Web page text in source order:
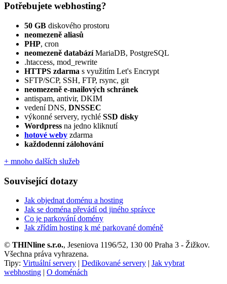
Potřebujete webhosting?
50 GB diskového prostoru
neomezeně aliasů
PHP, cron
neomezeně databázíMariaDB, PostgreSQL
.htaccess, mod_rewrite
HTTPS zdarma s využitím Let's Encrypt
SFTP/SCP, SSH, FTP, rsync, git
neomezeně e‑mailových schránek
antispam, antivir, DKIM
vedení DNS, DNSSEC
výkonné servery, rychlé SSD disky
Wordpress na jedno kliknutí
hotové weby zdarma
každodenní zálohování
+ mnoho dalších služeb
Související dotazy
Jak objednat doménu a hosting
Jak se doména převádí od jiného správce
Co je parkování domény
Jak zřídím hosting k mé parkované doméně
© THINline s.r.o., Jeseniova 1196/52, 130 00 Praha 3 - Žižkov.
Všechna práva vyhrazena.
Tipy: Virtuální servery | Dedikované servery | Jak vybrat
webhosting | O doménách